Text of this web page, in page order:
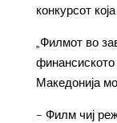
конкурсот
„Филмот во
Македонија
– Филм чиј